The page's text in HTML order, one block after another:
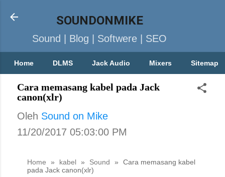
SOUNDONMIKE
Sound | Blog | Softwere | SEO
Home DLMS Jack Audio Mixers Sitemap
Cara memasang kabel pada Jack
canon(xlr)
Oleh Sound on Mike
11/20/2017 05:03:00 PM
Home » kabel » Sound »
Cara memasang kabel
pada Jack canon(xlr)